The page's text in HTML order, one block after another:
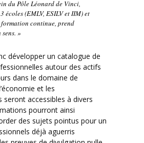
du Pôle Léonard de Vinci,
écoles (EMLV, ESILV et IIM) et
continue, prend
»
développer un catalogue de
autour des actifs
dans le domaine de
et les
seront accessibles à divers
pourront ainsi
des sujets pointus pour un
déjà aguerris